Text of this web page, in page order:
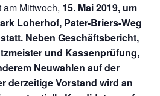
Mittwoch, 15. Mai 2019, um
Loherhof, Pater-Briers-Weg
Neben Geschäftsbericht,
und Kassenprüfung,
Neuwahlen auf der
derzeitige Vorstand wird an